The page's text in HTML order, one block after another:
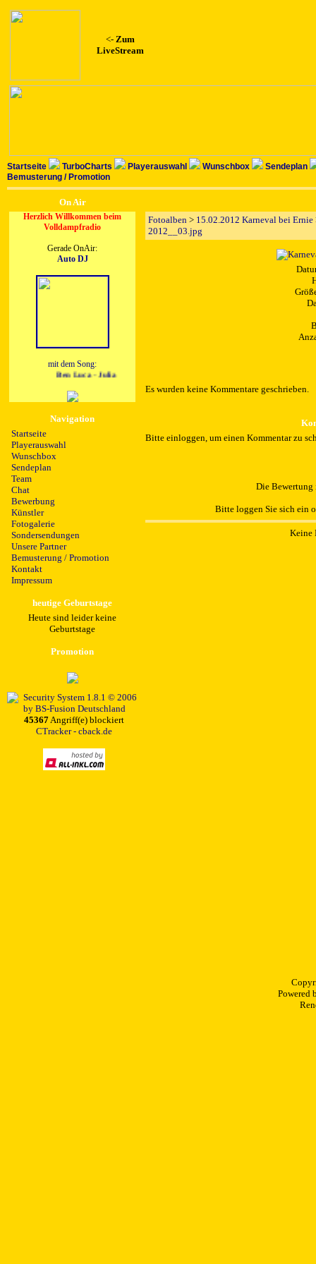
<- Zum
LiveStream
Startseite TurboCharts Playerauswahl Wunschbox
Sendeplan
Bemusterung / Promotion
On Air
Herzlich Willkommen beim
Volldampfradio
Gerade OnAir:
Auto DJ
mit dem Song:
Ben Luca - Julia
Navigation
Startseite
Playerauswahl
Wunschbox
Sendeplan
Team
Chat
Bewerbung
Künstler
Fotogalerie
Sondersendungen
Unsere Partner
Bemusterung / Promotion
Kontakt
Impressum
heutige Geburtstage
Heute sind leider keine
Geburtstage
Promotion
45367Angriff(e) blockiert
CTracker - cback.de
Fotoalben > 15.02.2012 Karneval bei Ernie
2012__03.jpg
Es wurden keine Kommentare geschrieben.
Bitte einloggen, um einen Kommentar zu
Die
Bitte loggen Sie sich ein
Keine
Powered